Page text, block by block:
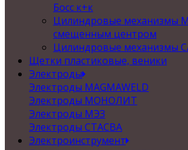
Босс к+к
Цилиндровые механизмы
смещенным центром
Цилиндровые механизмы
Щетки пластиковые, веники
Электроды
Электроды MAGMAWELD
Электроды МОНОЛИТ
Электроды МЭЗ
Электроды СТАСВА
Электроинструмент